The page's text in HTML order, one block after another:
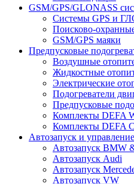
GSM/GPS/GLONASS
Системы GPS и
Поисково-
GSM/GPS маяки
Предпусковые
Воздушные
Жидкостные
Электрические
Подогреватели
Предпусковые
Комплекты DEFA
Комплекты DEFA
Автозапуск и
Автозапуск BMW
Автозапуск Audi
Автозапуск
Автозапуск VW